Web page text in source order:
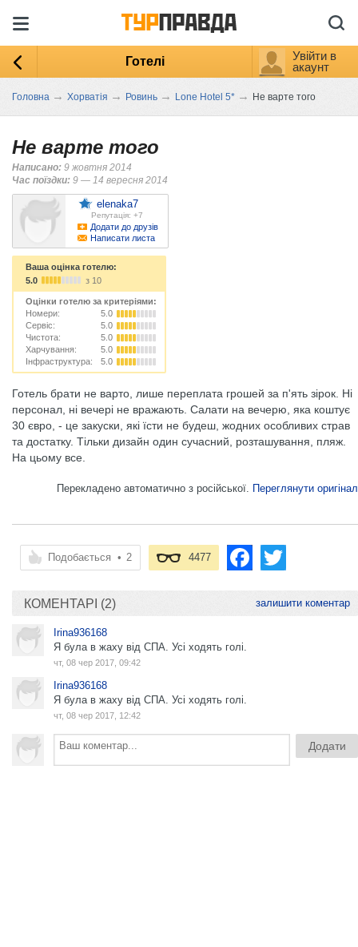
Готелі
Увійти в
акаунт
Головна → Хорватія → Ровинь → Lone Hotel 5* → Не варте того
Не варте того
Написано: 9 жовтня 2014
Час поїздки: 9 — 14 вересня 2014
elenaka7
Репутація: +7
Додати до друзів
Написати листа
Ваша оцінка готелю:
5.0
з 10
Оцінки готелю за критеріями:
Номери:
5.0
Сервіс:
5.0
Чистота:
5.0
Харчування:
5.0
Інфраструктура:
5.0
Готель брати не варто, лише переплата грошей за п'ять зірок. Ні
персонал, ні вечері не вражають. Салати на вечерю, яка коштує
30 євро, - це закуски, які їсти не будеш, жодних особливих страв
та достатку. Тільки дизайн один сучасний, розташування, пляж.
На цьому все.
Перекладено автоматично з російської. Переглянути оригінал
Подобається • 2 4477
КОМЕНТАРІ (2) залишити коментар
Irina936168
Я була в жаху від СПА. Усі ходять голі.
чт, 08 чер 2017, 09:42
Irina936168
Я була в жаху від СПА. Усі ходять голі.
чт, 08 чер 2017, 12:42